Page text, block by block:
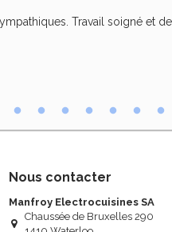
Travail soigné et de
Nous contacter
Manfroy Electrocuisines SA
Chaussée de Bruxelles 290